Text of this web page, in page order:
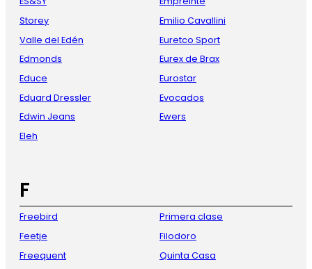
Storey
Valle del Edén
Edmonds
Educe
Eduard Dressler
Edwin Jeans
Eleh
Emilio Cavallini
Euretco Sport
Eurex de Brax
Eurostar
Evocados
Ewers
F
Freebird
Feetje
Freequent
Primera clase
Filodoro
Quinta Casa